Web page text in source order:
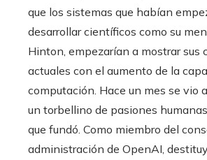
que los sistemas que habían
desarrollar científicos como su
Hinton, empezarían a mostrar sus
actuales con el aumento de la
computación. Hace un mes se vio
un torbellino de pasiones
que fundó. Como miembro del
administración de OpenAI,